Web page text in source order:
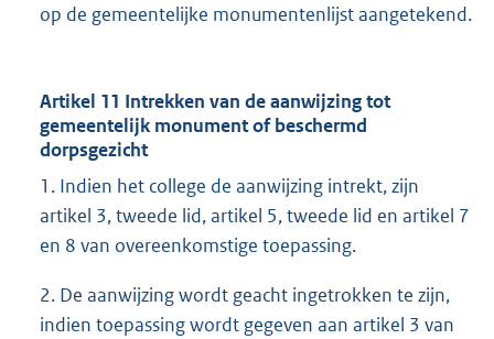
op de gemeentelijke monumentenlijst aangetekend.
Artikel 11 Intrekken van de aanwijzing tot
gemeentelijk monument of beschermd
dorpsgezicht
1. Indien het college de aanwijzing intrekt, zijn
artikel 3, tweede lid, artikel 5, tweede lid en artikel 7
en 8 van overeenkomstige toepassing.
2. De aanwijzing wordt geacht ingetrokken te zijn,
indien toepassing wordt gegeven aan artikel 3 van